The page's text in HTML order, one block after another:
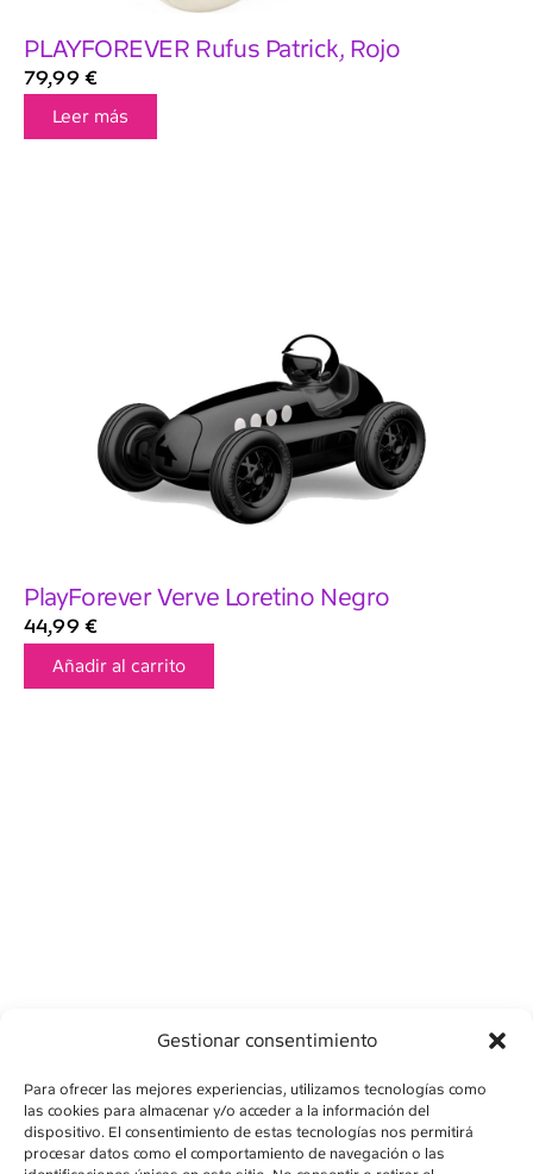
Gestionar consentimiento
Para ofrecer las mejores experiencias, utilizamos tecnologías como
las cookies para almacenar y/o acceder a la información del
dispositivo. El consentimiento de estas tecnologías nos permitirá
procesar datos como el comportamiento de navegación o las
PLAYFOREVER Rufus Patrick, Rojo
79,99 €
Leer más
PlayForever Verve Loretino Negro
44,99 €
Añadir al carrito